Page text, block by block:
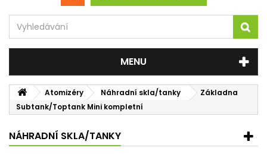
MENU
Atomizéry Náhradní skla/tanky
Základna
Subtank/Toptank Mini kompletní
NÁHRADNÍ SKLA/TANKY